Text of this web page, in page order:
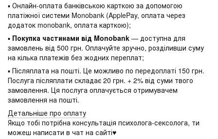
▪ Онлайн-оплата банківською карткою за допомогою
платіжної системи Monobank (ApplePay, оплата через
додаток monobank, оплата карткою);
▪ Покупка частинами від Monobank — доступна для
замовлень від 500 грн. Оплачуйте зручно, розділивши суму
на кілька платежів без жодних переплат;
▪ Післяплата на пошті. Це можливо по передоплаті 150 грн.
Послуга післяплати складає 20 грн. + 2% від суми твого
замовлення. Ця послуга оплачується отримувачем
замовлення на пошті.
Детальніше про оплату
Якщо тобі потрібна консультація психолога-сексолога, ти
можеш написати в чат на сайті♥